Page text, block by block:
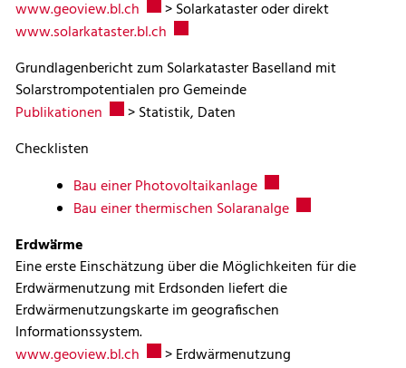
www.geoview.bl.ch Externer Link wird in einem neuen
> Solarkataster oder direkt
www.solarkataster.bl.ch Externer Link wird in einem neuen
Grundlagenbericht zum Solarkataster Baselland mit
Solarstrompotentialen pro Gemeinde
Publikationen Externer Link wird in einem neuen Fenster
> Statistik, Daten
Checklisten
Bau einer Photovoltaikanlage Externer Link wird in
Bau einer thermischen Solaranalge Externer Link
Erdwärme
Eine erste Einschätzung über die Möglichkeiten für die
Erdwärmenutzung mit Erdsonden liefert die
Erdwärmenutzungskarte im geografischen
Informationssystem.
www.geoview.bl.ch Externer Link wird in einem neuen
> Erdwärmenutzung